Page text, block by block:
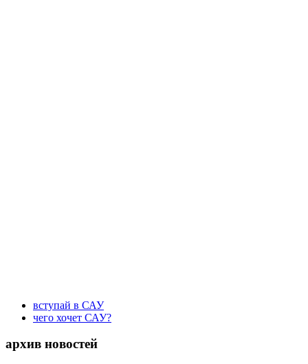
вступай в САУ
чего хочет САУ?
архив новостей